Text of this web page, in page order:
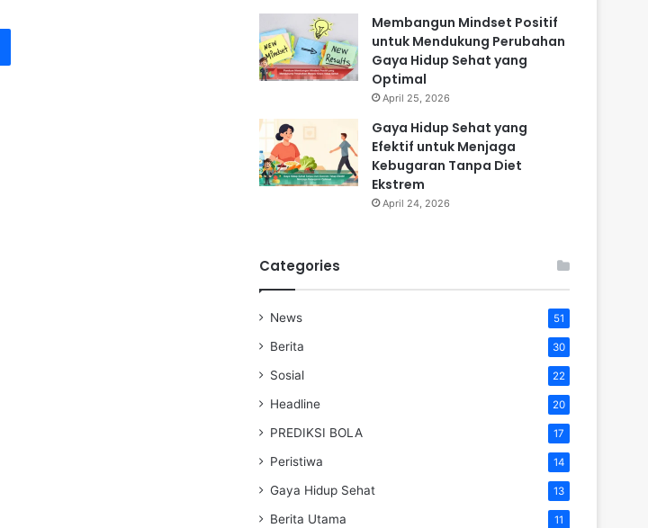
Membangun Mindset Positif
untuk Mendukung Perubahan
Gaya Hidup Sehat yang
Optimal
April 25, 2026
Gaya Hidup Sehat yang
Efektif untuk Menjaga
Kebugaran Tanpa Diet
Ekstrem
April 24, 2026
Categories
News 51
Berita 30
Sosial 22
Headline 20
PREDIKSI BOLA 17
Peristiwa 14
Gaya Hidup Sehat 13
Berita Utama 11